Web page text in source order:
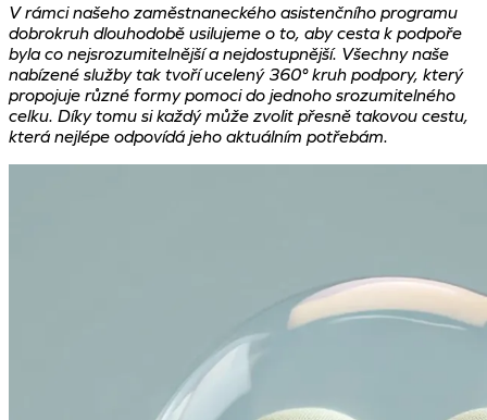
V rámci našeho zaměstnaneckého asistenčního programu
dobrokruh dlouhodobě usilujeme o to, aby cesta k podpoře
byla co nejsrozumitelnější a nejdostupnější. Všechny naše
nabízené služby tak tvoří ucelený 360° kruh podpory, který
propojuje různé formy pomoci do jednoho srozumitelného
celku. Díky tomu si každý může zvolit přesně takovou cestu,
která nejlépe odpovídá jeho aktuálním potřebám.